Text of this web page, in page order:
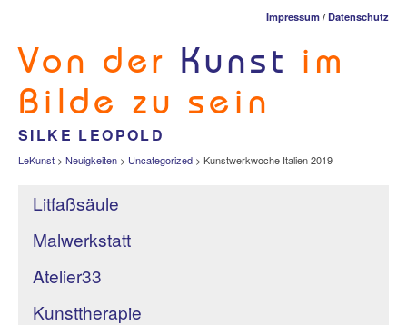
Impressum/Datenschutz
Von der Kunst
im
Bilde zu sein
SILKE LEOPOLD
LeKunst > Neuigkeiten > Uncategorized > Kunstwerkwoche Italien 2019
Litfaßsäule
Malwerkstatt
Atelier33
Kunsttherapie